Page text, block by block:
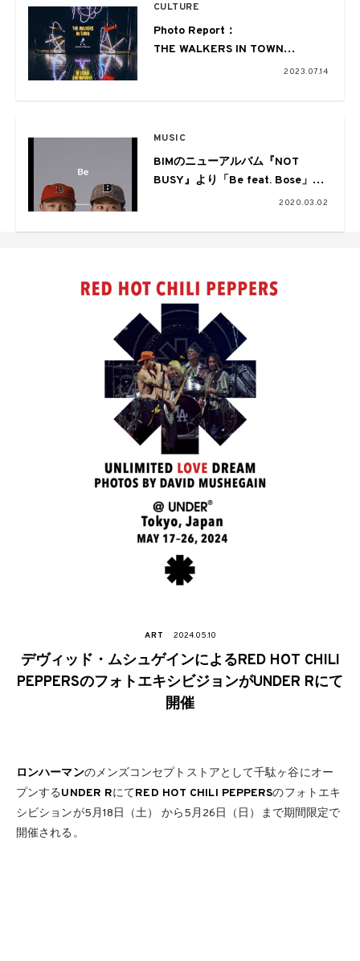
CULTURE
Photo Report：
THE WALKERS IN TOWN
presented by JOHNNIE WALKER
週間
2023.07.14
MUSIC
BIMのニューアルバム『NOT
BUSY』より「Be feat. Bose」の
2020.03.02
ART 2024.05.10
デヴィッド・ムシュゲインによるRED HOT CHILI
PEPPERSのフォトエキシビジョンがUNDER Rにて
開催
ロンハーマンのメンズコンセプトストアとして千駄ヶ谷にオー
プンするUNDER RにてRED HOT CHILI PEPPERSのフォトエキ
シビションが5月18日（土） から5月26日（日）まで期間限定で
開催される。